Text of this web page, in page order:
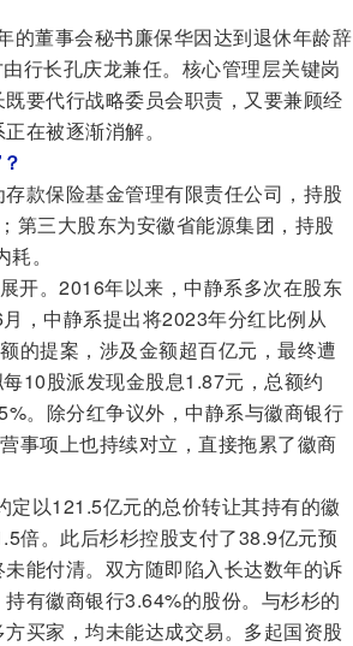
的董事会秘书廉保华因达到退休年龄辞
行长孔庆龙兼任。核心管理层关键岗
要代行战略委员会职责，又要兼顾经
在被逐渐消解。
款保险基金管理有限责任公司，持股
第三大股东为安徽省能源集团，持股
。
开。2016年以来，中静系多次在股东
，中静系提出将2023年分红比例从
的提案，涉及金额超百亿元，最终遭
10股派发现金股息1.87元，总额约
。除分红争议外，中静系与徽商银行
事项上也持续对立，直接拖累了徽商
以121.5亿元的总价转让其持有的徽
倍。此后杉杉控股支付了38.9亿元预
能付清。双方随即陷入长达数年的诉
有徽商银行3.64%的股份。与杉杉的
买家，均未能达成交易。多起国资股